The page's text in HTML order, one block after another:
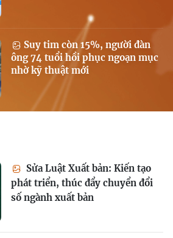
Suy tim còn 15%, người đàn
ông 74 tuổi hồi phục ngoạn mục
nhờ kỹ thuật mới
Sửa Luật Xuất bản: Kiến tạo
phát triển, thúc đẩy chuyển đổi
số ngành xuất bản